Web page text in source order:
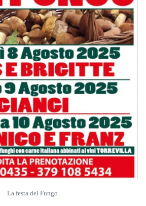
La festa del Fungo